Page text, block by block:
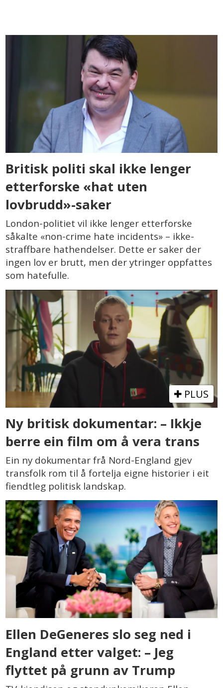
Britisk politi skal ikke lenger
etterforske «hat uten
lovbrudd»-saker
London-politiet vil ikke lenger etterforske
såkalte «non-crime hate incidents» – ikke-
straffbare hat­hendelser. Dette er saker der
ingen lov er brutt, men der ytringer oppfattes
som hatefulle.
PLUS
Ny britisk dokumentar: – Ikkje
berre ein film om å vera trans
Ein ny dokumentar frå Nord-England gjev
transfolk rom til å fortelja eigne historier i eit
fiendtleg politisk landskap.
Ellen DeGeneres slo seg ned i
England etter valget: – Jeg
flyttet på grunn av Trump